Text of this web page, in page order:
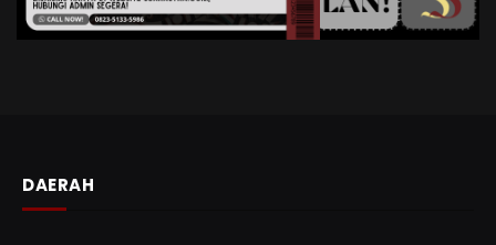
DAERAH